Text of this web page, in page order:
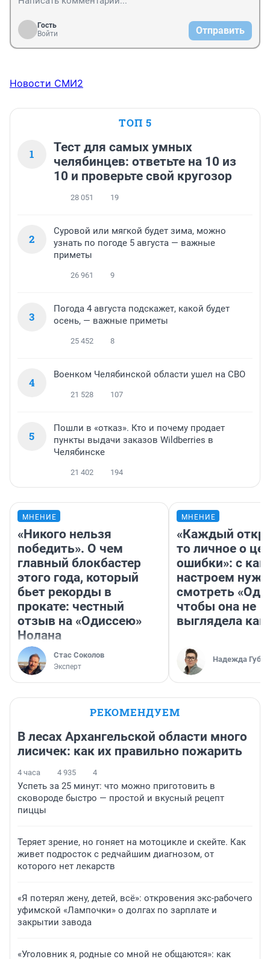
Гость
Войти
Отправить
Новости СМИ2
ТОП 5
1
Тест для самых умных
челябинцев: ответьте на 10 из
10 и проверьте свой кругозор
28 051 19
2
Суровой или мягкой будет зима, можно
узнать по погоде 5 августа — важные
приметы
26 961 9
3
Погода 4 августа подскажет, какой будет
осень, — важные приметы
25 452 8
4
Военком Челябинской области ушел на СВО
21 528 107
5
Пошли в «отказ». Кто и почему продает
пункты выдачи заказов Wildberries в
Челябинске
21 402 194
МНЕНИЕ
«Никого нельзя
победить». О чем
главный блокбастер
этого года, который
бьет рекорды в
прокате: честный
отзыв на «Одиссею»
Нолана
Стас Соколов
Эксперт
МНЕНИЕ
«Каждый
то личное о
ошибки»: с
настроем
смотреть
чтобы она не
выглядела как
Надежда
РЕКОМЕНДУЕМ
В лесах Архангельской области много
лисичек: как их правильно пожарить
4 часа 4 935 4
Успеть за 25 минут: что можно приготовить в
сковороде быстро — простой и вкусный рецепт
пиццы
Теряет зрение, но гоняет на мотоцикле и скейте. Как
живет подросток с редчайшим диагнозом, от
которого нет лекарств
«Я потерял жену, детей, всё»: откровения экс-рабочего
уфимской «Лампочки» о долгах по зарплате и
закрытии завода
«Уголовник я, родные со мной не общаются»: как